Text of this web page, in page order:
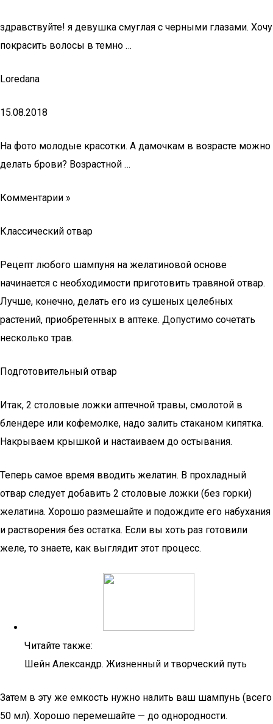
здравствуйте! я девушка смуглая с черными глазами. Хочу
покрасить волосы в темно …
Loredana
15.08.2018
На фото молодые красотки. А дамочкам в возрасте можно
делать брови? Возрастной …
Комментарии »
Классический отвар
Рецепт любого шампуня на желатиновой основе
начинается с необходимости приготовить травяной отвар.
Лучше, конечно, делать его из сушеных целебных
растений, приобретенных в аптеке. Допустимо сочетать
несколько трав.
Подготовительный отвар
Итак, 2 столовые ложки аптечной травы, смолотой в
блендере или кофемолке, надо залить стаканом кипятка.
Накрываем крышкой и настаиваем до остывания.
Теперь самое время вводить желатин. В прохладный
отвар следует добавить 2 столовые ложки (без горки)
желатина. Хорошо размешайте и подождите его набухания
и растворения без остатка. Если вы хоть раз готовили
желе, то знаете, как выглядит этот процесс.
Читайте также:
Шейн Александр. Жизненный и творческий путь
Затем в эту же емкость нужно налить ваш шампунь (всего
50 мл). Хорошо перемешайте — до однородности.